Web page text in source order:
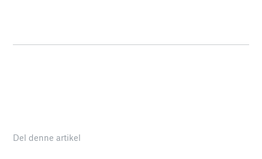
Del denne artikel